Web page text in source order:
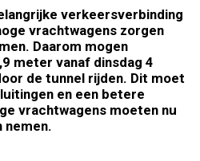
verkeersverbinding
vrachtwagens zorgen
Daarom mogen
meter vanaf dinsdag 4
de tunnel rijden. Dit moet
en een betere
vrachtwagens moeten nu
nemen.